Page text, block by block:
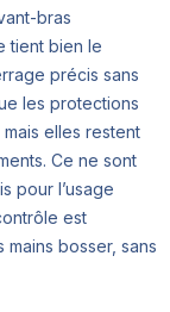
bras
tient bien le
précis sans
les protections
elles restent
Ce ne sont
pour l’usage
est
bosser, sans